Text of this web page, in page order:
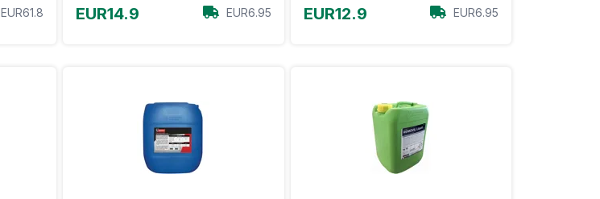
EUR61.8 EUR14.9 EUR6.95 EUR12.9 EUR6.95